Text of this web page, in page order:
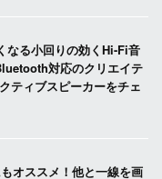
なる小回りの効くHi-Fi音
対応のクリエイテ
ティブスピーカーをチェ
オススメ！他と一線を画